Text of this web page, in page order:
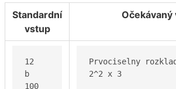
Standardní
vstup
Očekávaný
12
b
100
Prvociselny
2^2 x 3